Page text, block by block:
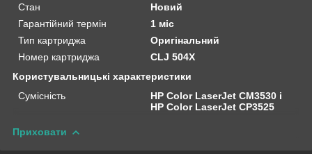
Стан
Новий
Гарантійний термін
1 міс
Тип картриджа
Оригінальний
Номер картриджа
CLJ 504X
Користувальницькі характеристики
Сумісність
HP Color LaserJet CM3530 і
HP Color LaserJet CP3525
Приховати